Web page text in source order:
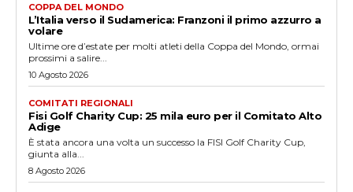
COPPA DEL MONDO
L’Italia verso il Sudamerica: Franzoni il primo azzurro a
volare
Ultime ore d’estate per molti atleti della Coppa del Mondo, ormai
prossimi a salire...
10 Agosto 2026
COMITATI REGIONALI
Fisi Golf Charity Cup: 25 mila euro per il Comitato Alto
Adige
È stata ancora una volta un successo la FISI Golf Charity Cup,
giunta alla...
8 Agosto 2026